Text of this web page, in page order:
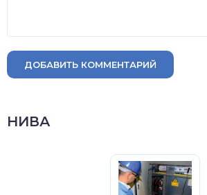
ДОБАВИТЬ КОММЕНТАРИЙ
НИВА